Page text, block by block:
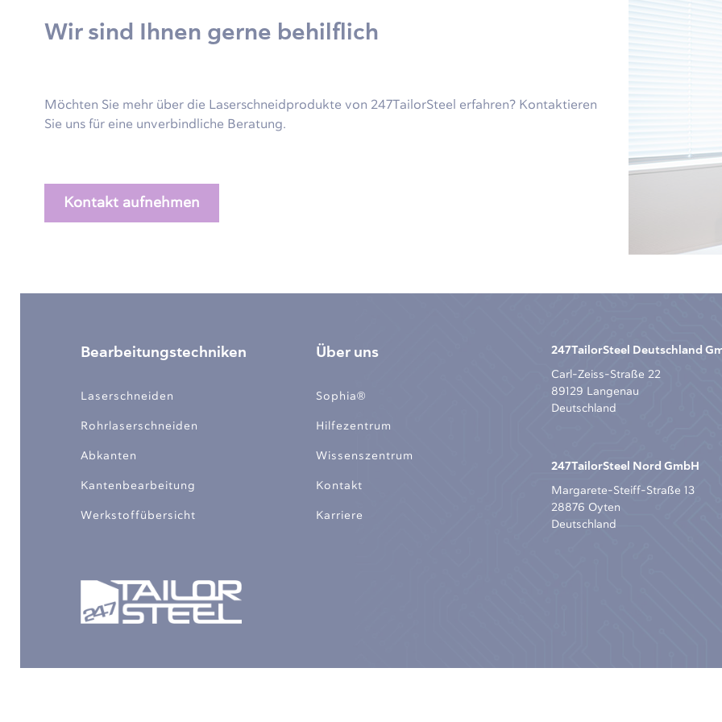
Wir sind Ihnen gerne behilflich
Möchten Sie mehr über die Laserschneidprodukte von 247TailorSteel erfahren? Kontaktieren
Sie uns für eine unverbindliche Beratung.
Kontakt aufnehmen
Bearbeitungstechniken
Laserschneiden
Rohrlaserschneiden
Abkanten
Kantenbearbeitung
Werkstoffübersicht
Über uns
Sophia®
Hilfezentrum
Wissenszentrum
Kontakt
Karriere
247TailorSteel Deutschland
Carl-Zeiss-Straße 22
89129 Langenau
Deutschland
247TailorSteel Nord GmbH
Margarete-Steiff-Straße 13
28876 Oyten
Deutschland